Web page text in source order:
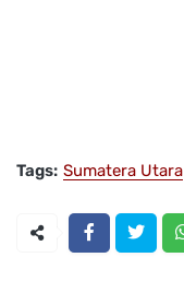
Tags: Sumatera Utara